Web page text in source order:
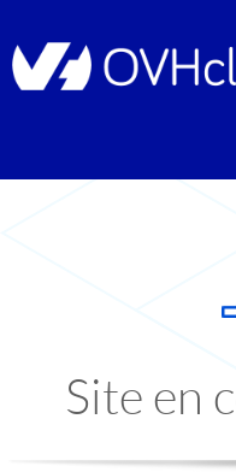
Site en